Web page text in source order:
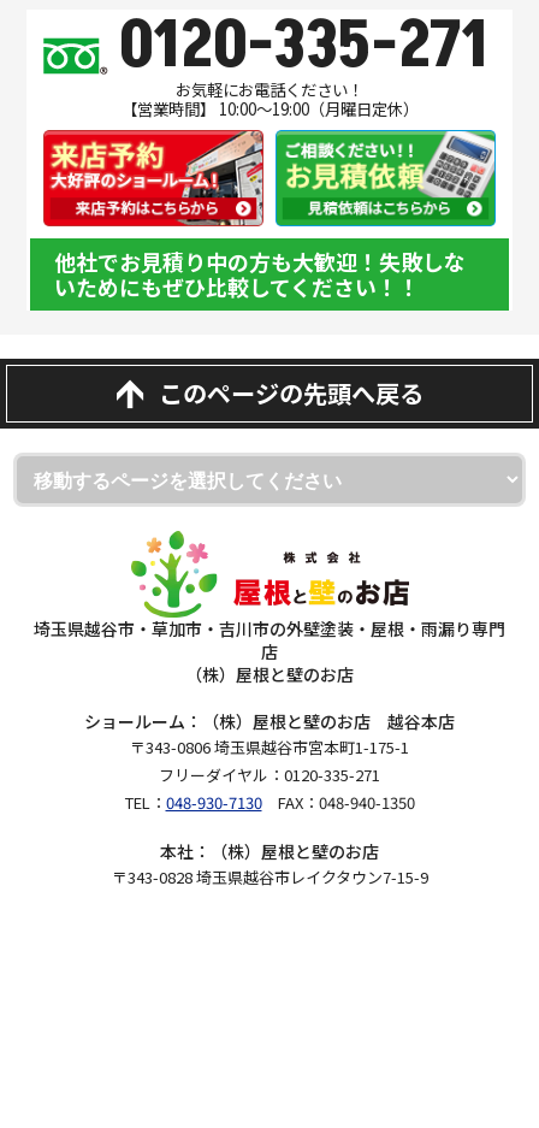
0120-335-271
お気軽にお電話ください！
【営業時間】 10:00～19:00（月曜日定休）
他社でお見積り中の方も大歓迎！失敗しな
いためにもぜひ比較してください！！
このページの先頭へ戻る
埼玉県越谷市・草加市・吉川市の外壁塗装・屋根・雨漏り専門
店
（株）屋根と壁のお店
ショールーム：（株）屋根と壁のお店 越谷本店
〒343-0806 埼玉県越谷市宮本町1-175-1
フリーダイヤル：0120-335-271
TEL： 048-930-7130FAX：048-940-1350
本社：（株）屋根と壁のお店
〒343-0828 埼玉県越谷市レイクタウン7-15-9